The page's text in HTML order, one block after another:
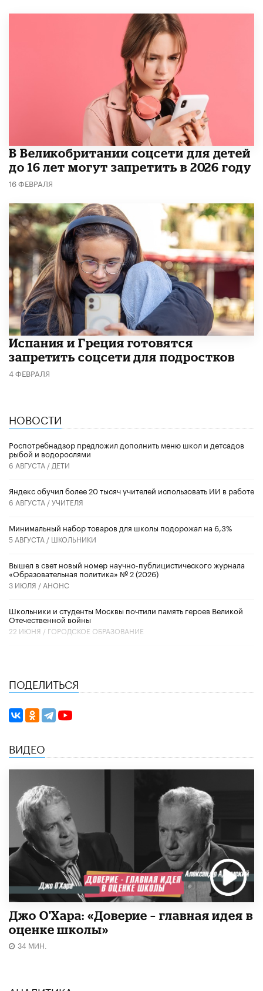
В Великобритании соцсети для детей
до 16 лет могут запретить в 2026 году
16 ФЕВРАЛЯ
Испания и Греция готовятся
запретить соцсети для подростков
4 ФЕВРАЛЯ
НОВОСТИ
Роспотребнадзор предложил дополнить меню школ и детсадов
рыбой и водорослями
6 АВГУСТА / ДЕТИ
​Яндекс обучил более 20 тысяч учителей использовать ИИ в работе
6 АВГУСТА /УЧИТЕЛЯ
Минимальный набор товаров для школы подорожал на 6,3%
5 АВГУСТА / ШКОЛЬНИКИ
Вышел в свет новый номер научно-публицистического журнала
«Образовательная политика» № 2 (2026)
3 ИЮЛЯ / АНОНС
Школьники и студенты Москвы почтили память героев Великой
Отечественной войны
22 ИЮНЯ / ГОРОДСКОЕ ОБРАЗОВАНИЕ
ПОДЕЛИТЬСЯ
ВИДЕО
Джо О'Хара: «Доверие – главная идея в
оценке школы»
34 МИН.